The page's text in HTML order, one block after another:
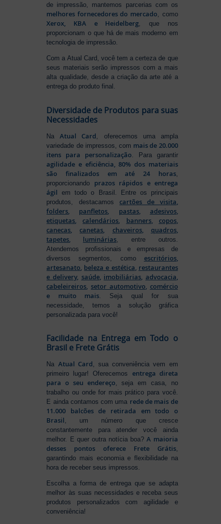
de impressão, mantemos parcerias com os
melhores fornecedores do mercado, como
Xerox, KBA e Heidelberg, que nos
proporcionam o que há de mais moderno em
tecnologia de impressão.
Com a Atual Card, você tem a certeza de que
seus materiais serão impressos com a mais
alta qualidade, desde a criação da arte até a
entrega do produto final.
Diversidade de Produtos para suas
Necessidades
NaAtual Card , oferecemos uma ampla
variedade de impressos, com mais de 20.000
itens para personalização . Para garantir
agilidade e eficiência, 80% dos materiais
são finalizados em até 24 horas,
proporcionando prazos rápidos e entrega
ágil em todo o Brasil. Entre os principais
produtos, destacamos cartões de visita
folders
panfletos pastas, adesivos,
etiquetas ,calendários banners, copos,
canecas ,canetas chaveiros, quadros,
tapetes
luminárias , entre outros.
Atendemos profissionais e empresas de
diversos segmentos, como escritórios,
artesanato beleza e estética restaurantes
e delivery, saúde, imobiliárias advocacia
cabeleireiros setor automotivo comércio
e muito mais . Seja qual for sua
necessidade, temos a solução gráfica
personalizada para você!
Facilidade na Entrega em Todo o
Brasil e Frete Grátis
Na Atual Card, sua conveniência vem em
primeiro lugar! Oferecemos entrega direta
para o seu endereço, seja em casa, no
trabalho ou onde for mais prático para você.
E ainda contamos com uma rede de mais de
11.000 balcões de retirada em todo o
Brasil, um número que cresce
constantemente para atender você ainda
melhor. E quer outra notícia boa?A maioria
desses pontos oferece Frete Grátis,
garantindo mais economia e flexibilidade na
hora de receber seus impressos.
Escolha a forma de entrega que se adapta
melhor às suas necessidades e receba seus
produtos personalizados com agilidade e
conveniência!